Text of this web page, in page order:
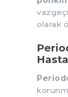
olarak